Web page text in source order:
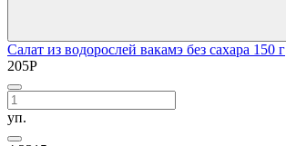
Салат из водорослей вакамэ без сахара 150 г
205Р
уп.